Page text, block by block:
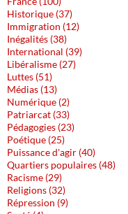
Historique (37)
Immigration (12)
Inégalités (38)
International (39)
Libéralisme (27)
Luttes (51)
Médias (13)
Numérique (2)
Patriarcat (33)
Pédagogies (23)
Poétique (25)
Puissance d'agir (40)
Quartiers populaires (48)
Racisme (29)
Religions (32)
Répression (9)